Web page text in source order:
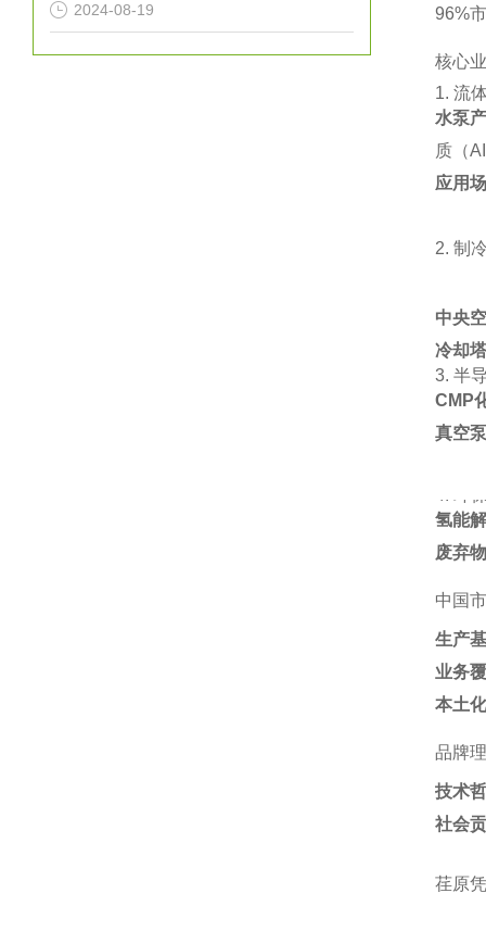
2024-08-19
96%
核心
1. ‌ 流
水泵
质（
应用
2. ‌ 制
中央
冷却塔
3. ‌ 半
CMP
真空
氢能
废弃
中国
生产
业务
本土
品牌
技术
社会
荏原